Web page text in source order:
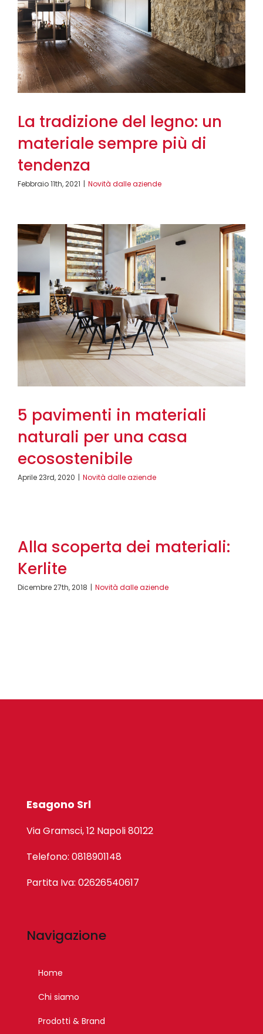
La tradizione del legno: un
materiale sempre più di
tendenza
Febbraio 11th, 2021 | Novità dalle aziende
5 pavimenti in materiali
naturali per una casa
ecosostenibile
Aprile 23rd, 2020 | Novità dalle aziende
Alla scoperta dei materiali:
Kerlite
Dicembre 27th, 2018 | Novità dalle aziende
Esagono Srl
Via Gramsci, 12 Napoli 80122
Telefono: 0818901148
Partita Iva: 02626540617
Navigazione
Home
Chi siamo
Prodotti & Brand